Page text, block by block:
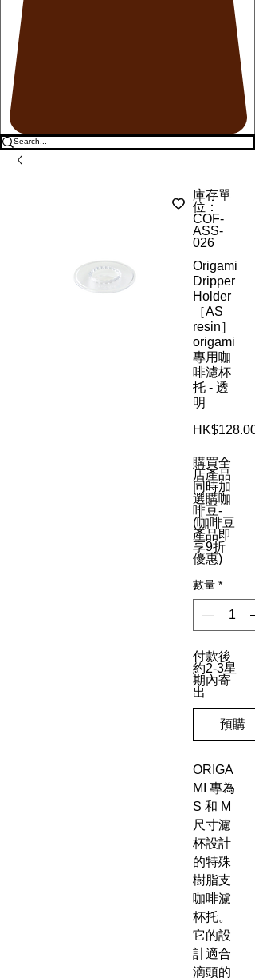
庫存單
位：
COF-
ASS-
026
Origami
Dripper
Holder
［AS
resin］
origami
專用咖
啡濾杯
托 - 透
明
HK$128.00
購買全
店產品
同時加
選購咖
啡豆-
(咖啡豆
產品即
享9折
優惠)
數量 *
付款後
約2-3星
期內寄
出
預購
ORIGA
MI 專為
S 和 M
尺寸濾
杯設計
的特殊
樹脂支
咖啡濾
杯托。
它的設
計適合
滴頭的